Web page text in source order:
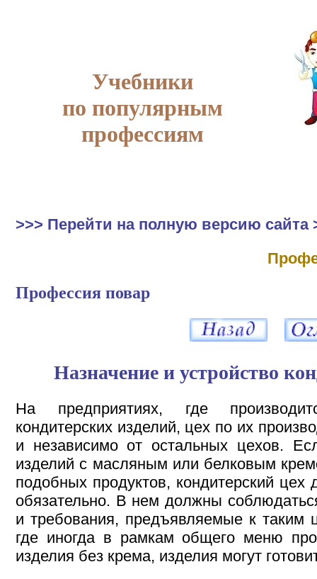
Учебники
по популярным
профессиям
>>> Перейти на полную версию сайта
Профессия повар
Назначение и устройство
На предприятиях, где
кондитерских изделий, цех по их
и независимо от остальных цехов.
изделий с масляным или белковым
подобных продуктов, кондитерский
обязательно. В нем должны
и требования, предъявляемые к таким
где иногда в рамкам общего меню
изделия без крема, изделия могут